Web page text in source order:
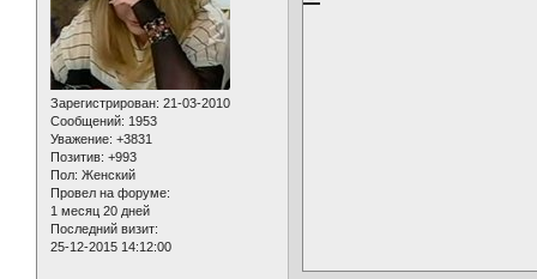
Зарегистрирован: 21-03-2010
Сообщений: 1953
Уважение: +3831
Позитив: +993
Пол: Женский
Провел на форуме:
1 месяц 20 дней
Последний визит:
25-12-2015 14:12:00